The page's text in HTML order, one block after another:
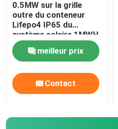
0.5MW sur la grille
outre du conteneur
Lifepo4 IP65 du
système solaire 1MWH
ESS de grille extérieur
meilleur prix
Contact